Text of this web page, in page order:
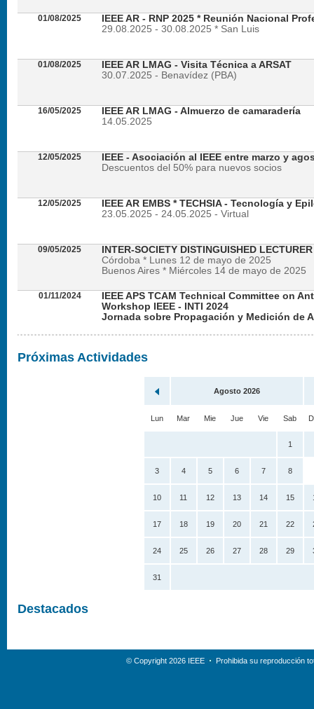
01/08/2025
IEEE AR - RNP 2025 * Reunión Nacional
29.08.2025 - 30.08.2025 * San Luis
01/08/2025
IEEE AR LMAG - Visita Técnica a ARSAT
30.07.2025 - Benavídez (PBA)
16/05/2025
IEEE AR LMAG - Almuerzo de camaradería
14.05.2025
12/05/2025
IEEE - Asociación al IEEE entre marzo y
Descuentos del 50% para nuevos socios
12/05/2025
IEEE AR EMBS * TECHSIA - Tecnología y
23.05.2025 - 24.05.2025 - Virtual
09/05/2025
INTER-SOCIETY DISTINGUISHED
Córdoba * Lunes 12 de mayo de 2025
Buenos Aires * Miércoles 14 de mayo de 2025
01/11/2024
IEEE APS TCAM Technical Committee on
Workshop IEEE - INTI 2024
Jornada sobre Propagación y Medición de
Próximas Actividades
Agosto 2026
Lun Mar Mie Jue Vie Sab
1
3 4 5 6 7 8
10 11 12 13 14 15
17 18 19 20 21 22
24 25 26 27 28 29
31
Destacados
© Copyright 2026 IEEE Prohibida su reproducción